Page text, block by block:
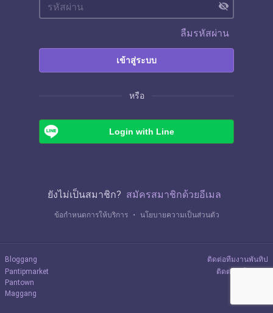
visibility_off
ลืมรหัสผ่าน
เข้าสู่ระบบ
หรือ
Login with Line
ยังไม่เป็นสมาชิก? สมัครสมาชิกด้วยอีเมล
ข้อกำหนดการให้บริการ ・ นโยบายความเป็นส่วนตัว
Bloggang
Pantipmarket
Pantown
Maggang
ติดต่อทีมงานพันทิป
ติดต่อลงโฆษณา